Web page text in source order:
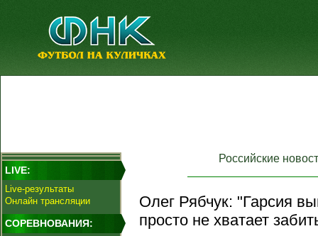
LIVE:
Live-результаты
Онлайн трансляции
СОРЕВНОВАНИЯ:
Российские
Олег Рябчук: "Гарсия
просто не хватает